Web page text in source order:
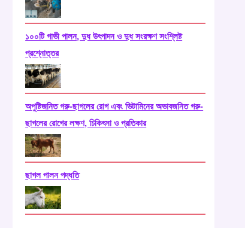
১০০টি গাভী পালন, দুধ উৎপাদন ও দুধ সংরক্ষণ সংশ্লিষ্ট
প্রশ্নোত্তর
অপুষ্টিজনিত গরু-ছাগলের রোগ এবং ভিটামিনের অভাবজনিত গরু-
ছাগলের রোগের লক্ষণ, চিকিৎসা ও প্রতিকার
ছাগল পালন পদ্ধতি